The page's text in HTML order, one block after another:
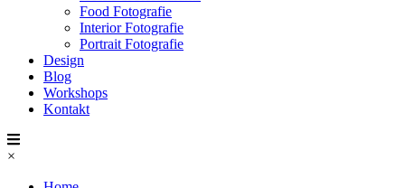
Food Fotografie
Interior Fotografie
Portrait Fotografie
Design
Blog
Workshops
Kontakt
×